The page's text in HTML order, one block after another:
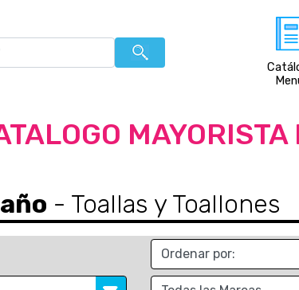
- Toallas y Toallones